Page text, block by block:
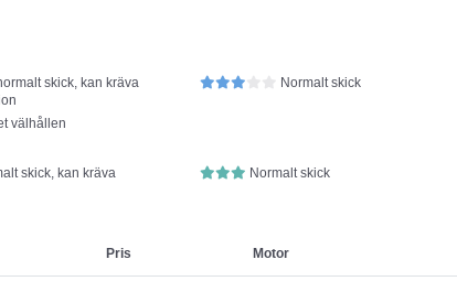
skick, kan kräva
Normalt skick
välhållen
skick, kan kräva
Normalt skick
Pris Motor